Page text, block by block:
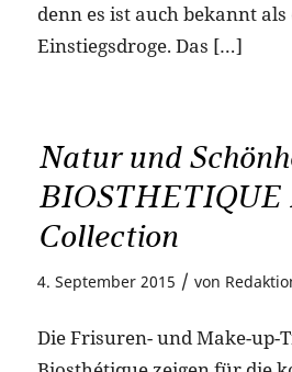
denn es ist auch bekannt als
Einstiegsdroge. Das […]
Natur und
BIOSTHETIQUE
Collection
4. September 2015 / von
Die Frisuren- und Make-up-